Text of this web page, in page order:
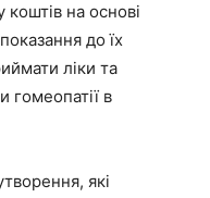
на основі
до їх
ліки та
гомеопатії в
які